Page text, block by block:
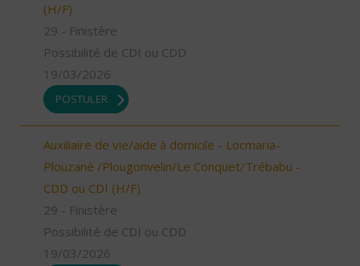
(H/F)
29 - Finistère
Possibilité de CDI ou CDD
19/03/2026
POSTULER
Auxiliaire de vie/aide à domicile - Locmaria-
Plouzané /Plougonvelin/Le Conquet/Trébabu -
CDD ou CDI (H/F)
29 - Finistère
Possibilité de CDI ou CDD
19/03/2026